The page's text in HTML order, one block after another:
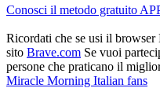
Conosci il metodo gratuito
Ricordati che se usi il
sito Brave.com Se vuoi
persone che praticano il
Miracle Morning Italian fans